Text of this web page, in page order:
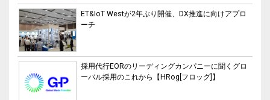
ET&IoT Westが2年ぶり開催、DX推進に向けアプロ
ーチ
採用代行EORのリーディングカンパニーに聞くグロ
ーバル採用のこれから【HRog[フロッグ]】